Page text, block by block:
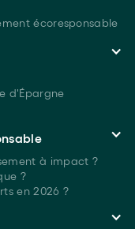
écoresponsable
d'Épargne
à impact ?
?
en 2026 ?